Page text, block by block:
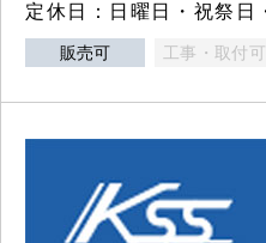
定休日：日曜日・祝祭日
販売可 工事・取付可